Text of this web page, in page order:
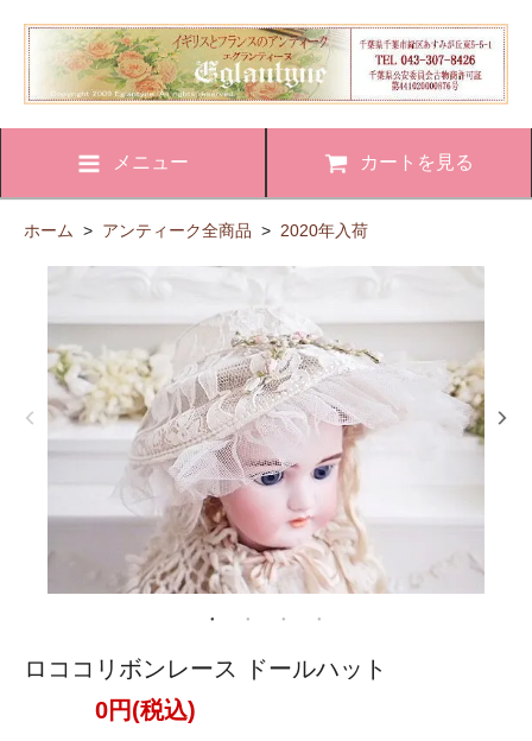
メニュー カートを見る
ホーム > アンティーク全商品 > 2020年入荷
ロココリボンレース ドールハット
0円(税込)